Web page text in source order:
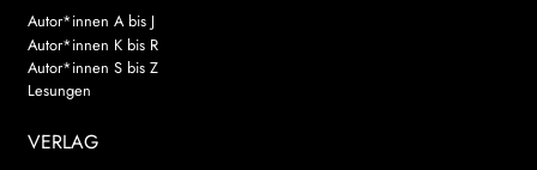
Autor*innen A bis J
Autor*innen K bis R
Autor*innen S bis Z
Lesungen
VERLAG